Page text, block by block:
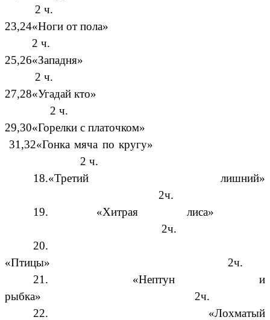
2 ч.
23,24«Ноги от пола»
2 ч.
25,26«Западня»
2 ч.
27,28«Угадай кто»
2 ч.
29,30«Горелки с платочком»
31,32«Гонка мяча по кругу»
2 ч.
18.«Третий лишний»
2ч.
19. «Хитрая лиса»
2ч.
20.
«Птицы» 2ч.
21. «Нептун и
рыбка» 2ч.
22. «Лохматый